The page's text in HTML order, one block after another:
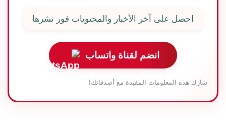
احصل على آخر الأخبار والمحتويات فور نشرها
انضم لقناة واتساب
شارك هذه المعلومات المفيدة مع أصدقائك!